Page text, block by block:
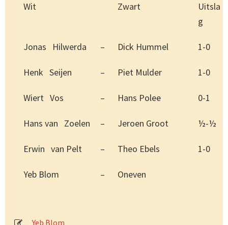
Wit Zwart
Uitsla
g
Jonas Hilwerda – Dick Hummel 1-0
Henk Seijen – Piet Mulder 1-0
Wiert Vos – Hans Polee 0-1
Hans van Zoelen – Jeroen Groot ½-½
Erwin van Pelt – Theo Ebels 1-0
Yeb Blom – Oneven
Yeb Blom